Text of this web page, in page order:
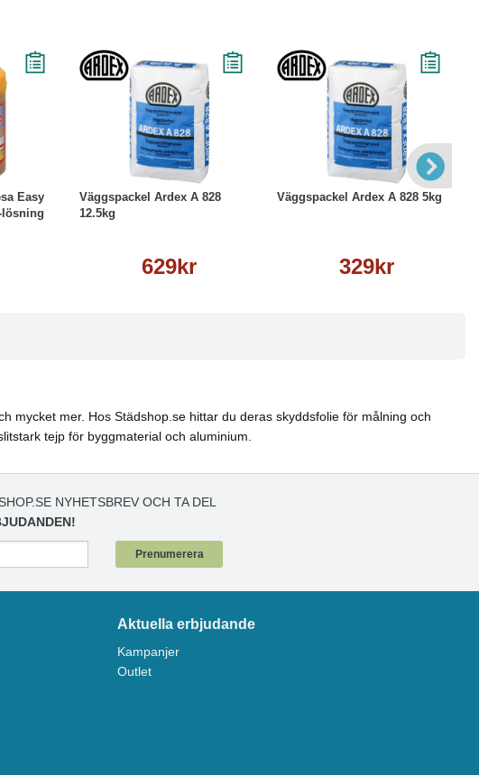
Easy
lösning
Läs mer
Väggspackel Ardex A 828
12.5kg
629kr
Köp Läs mer
Väggspackel Ardex A 828 5kg
329kr
Köp Läs mer
mycket mer. Hos Städshop.se hittar du deras skyddsfolie för målning och
tejp för byggmaterial och aluminium.
NYHETSBREV OCH TA DEL
Prenumerera
Aktuella erbjudande
Kampanjer
Outlet